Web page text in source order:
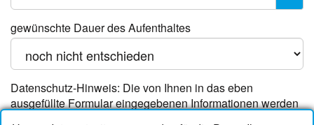
gewünschte Dauer des Aufenthaltes
Datenschutz-Hinweis: Die von Ihnen in das eben
ausgefüllte Formular eingegebenen Informationen werden